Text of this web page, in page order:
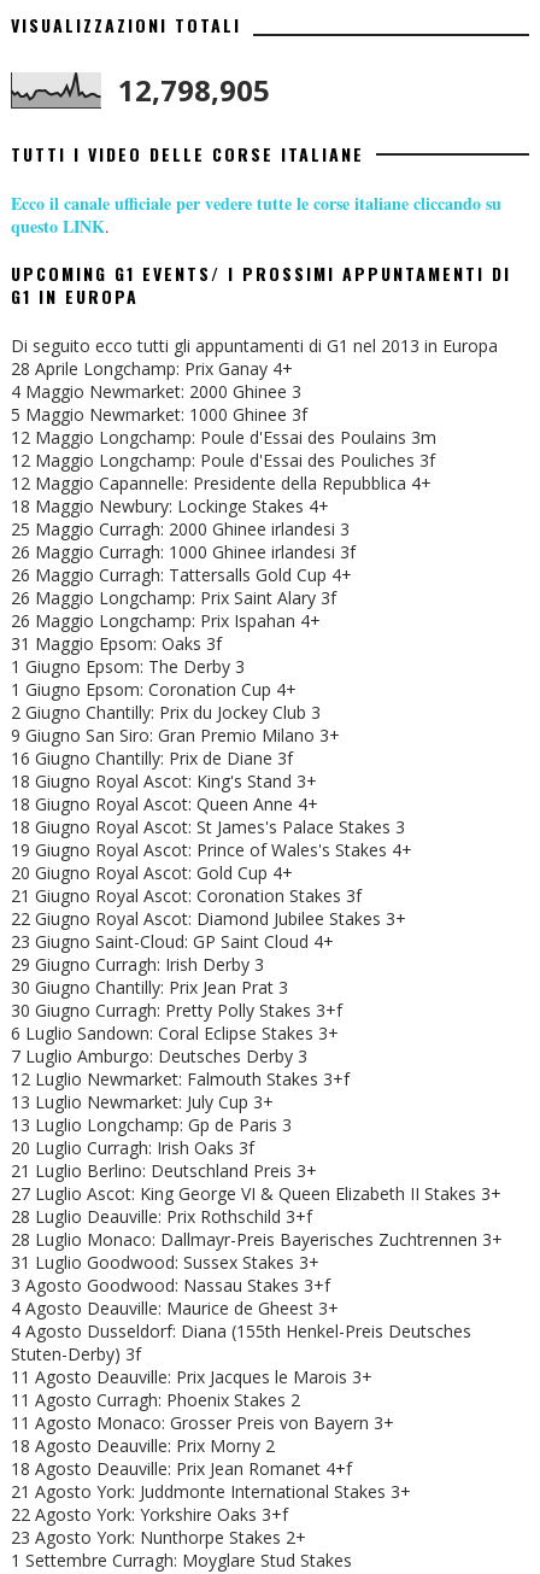
VISUALIZZAZIONI TOTALI
12,798,905
TUTTI I VIDEO DELLE CORSE ITALIANE
Ecco il canale ufficiale per vedere tutte le corse italiane cliccando su
questo LINK.
UPCOMING G1 EVENTS/ I PROSSIMI APPUNTAMENTI DI
G1 IN EUROPA
Di seguito ecco tutti gli appuntamenti di G1 nel 2013 in Europa
28 Aprile Longchamp: Prix Ganay 4+
4 Maggio Newmarket: 2000 Ghinee 3
5 Maggio Newmarket: 1000 Ghinee 3f
12 Maggio Longchamp: Poule d'Essai des Poulains 3m
12 Maggio Longchamp: Poule d'Essai des Pouliches 3f
12 Maggio Capannelle: Presidente della Repubblica 4+
18 Maggio Newbury: Lockinge Stakes 4+
25 Maggio Curragh: 2000 Ghinee irlandesi 3
26 Maggio Curragh: 1000 Ghinee irlandesi 3f
26 Maggio Curragh: Tattersalls Gold Cup 4+
26 Maggio Longchamp: Prix Saint Alary 3f
26 Maggio Longchamp: Prix Ispahan 4+
31 Maggio Epsom: Oaks 3f
1 Giugno Epsom: The Derby 3
1 Giugno Epsom: Coronation Cup 4+
2 Giugno Chantilly: Prix du Jockey Club 3
9 Giugno San Siro: Gran Premio Milano 3+
16 Giugno Chantilly: Prix de Diane 3f
18 Giugno Royal Ascot: King's Stand 3+
18 Giugno Royal Ascot: Queen Anne 4+
18 Giugno Royal Ascot: St James's Palace Stakes 3
19 Giugno Royal Ascot: Prince of Wales's Stakes 4+
20 Giugno Royal Ascot: Gold Cup 4+
21 Giugno Royal Ascot: Coronation Stakes 3f
22 Giugno Royal Ascot: Diamond Jubilee Stakes 3+
23 Giugno Saint-Cloud: GP Saint Cloud 4+
29 Giugno Curragh: Irish Derby 3
30 Giugno Chantilly: Prix Jean Prat 3
30 Giugno Curragh: Pretty Polly Stakes 3+f
6 Luglio Sandown: Coral Eclipse Stakes 3+
7 Luglio Amburgo: Deutsches Derby 3
12 Luglio Newmarket: Falmouth Stakes 3+f
13 Luglio Newmarket: July Cup 3+
13 Luglio Longchamp: Gp de Paris 3
20 Luglio Curragh: Irish Oaks 3f
21 Luglio Berlino: Deutschland Preis 3+
27 Luglio Ascot: King George VI & Queen Elizabeth II Stakes 3+
28 Luglio Deauville: Prix Rothschild 3+f
28 Luglio Monaco: Dallmayr-Preis Bayerisches Zuchtrennen 3+
31 Luglio Goodwood: Sussex Stakes 3+
3 Agosto Goodwood: Nassau Stakes 3+f
4 Agosto Deauville: Maurice de Gheest 3+
4 Agosto Dusseldorf: Diana (155th Henkel-Preis Deutsches
Stuten-Derby) 3f
11 Agosto Deauville: Prix Jacques le Marois 3+
11 Agosto Curragh: Phoenix Stakes 2
11 Agosto Monaco: Grosser Preis von Bayern 3+
18 Agosto Deauville: Prix Morny 2
18 Agosto Deauville: Prix Jean Romanet 4+f
21 Agosto York: Juddmonte International Stakes 3+
22 Agosto York: Yorkshire Oaks 3+f
23 Agosto York: Nunthorpe Stakes 2+
1 Settembre Curragh: Moyglare Stud Stakes